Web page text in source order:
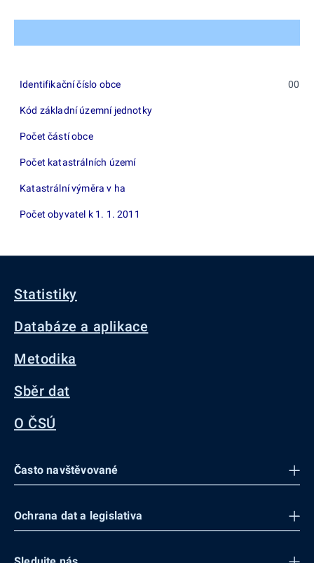
Identifikační číslo obce
Kód základní územní jednotky
Počet částí obce
Počet katastrálních území
Katastrální výměra v ha
Počet obyvatel k 1. 1. 2011
Statistiky
Databáze a aplikace
Metodika
Sběr dat
O ČSÚ
Často navštěvované
Ochrana dat a legislativa